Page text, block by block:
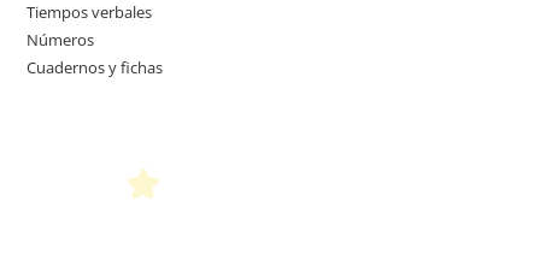
Tiempos verbales
Números
Cuadernos y fichas